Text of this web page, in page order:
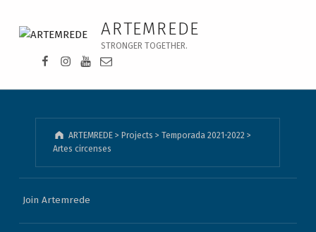
Artes circenses - ARTEMREDE
ARTEMREDE
STRONGER TOGETHER.
Facebook da Artemrede
Instagram da Artemrede
Youtube da Artemrede
Email para artemrede@artemrede.pt
ARTEMREDE> Projects > Temporada 2021-2022>
Artes circenses
Join Artemrede